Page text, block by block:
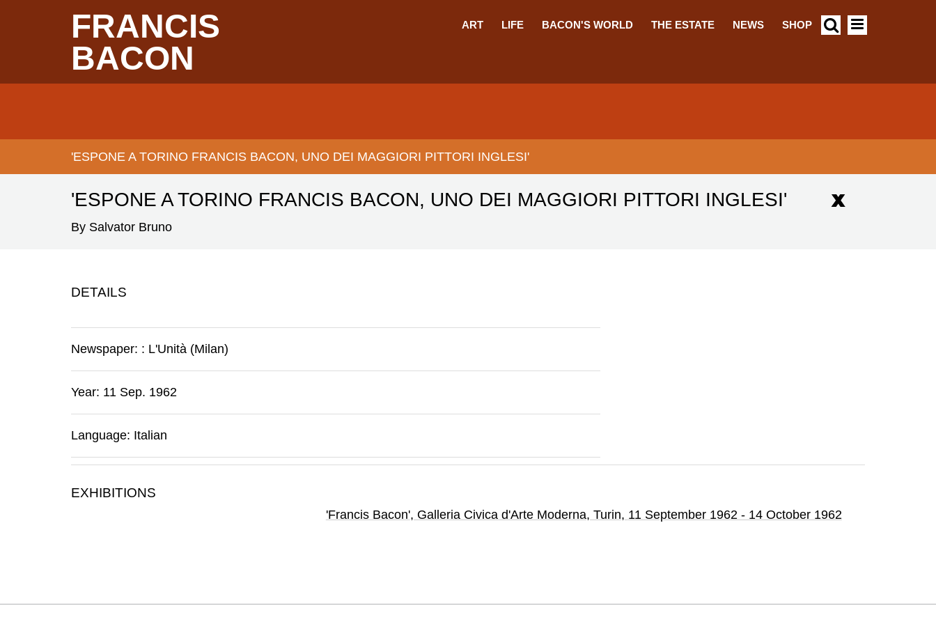
FRANCIS
BACON
ART LIFE BACON'S WORLD THE ESTATE NEWS SHOP
BREADCRUMB
'ESPONE A TORINO FRANCIS BACON, UNO DEI MAGGIORI PITTORI INGLESI'
'ESPONE A TORINO FRANCIS BACON, UNO DEI MAGGIORI PITTORI INGLESI'
By Salvator Bruno
DETAILS
Newspaper: : L'Unità (Milan)
Year: 11 Sep. 1962
Language: Italian
EXHIBITIONS
'Francis Bacon', Galleria Civica d'Arte Moderna, Turin, 11 September 1962 - 14 October 1962